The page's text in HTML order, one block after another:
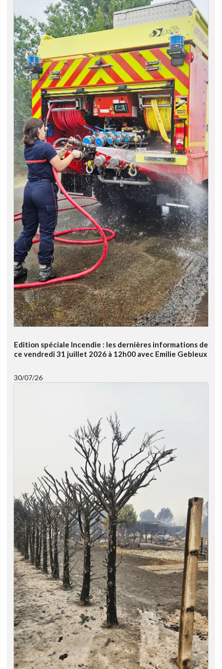
Edition spéciale Incendie : les dernières informations de
ce vendredi 31 juillet 2026 à 12h00 avec Emilie Gebleux
30/07/26